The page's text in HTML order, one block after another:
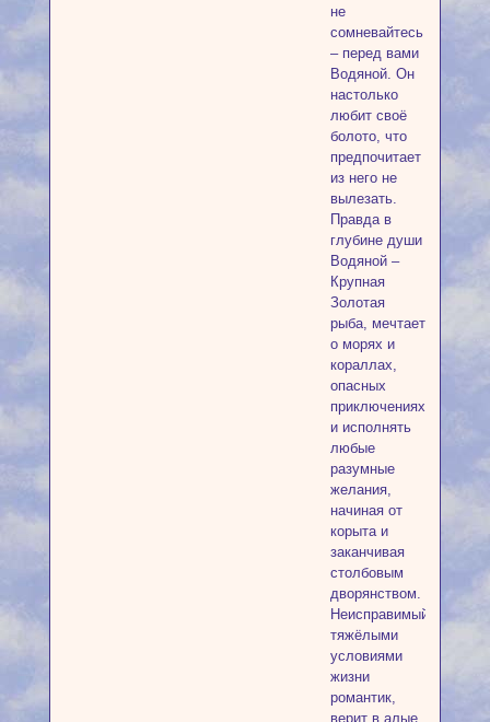
не
сомневайтесь
– перед вами
Водяной. Он
настолько
любит своё
болото, что
предпочитает
из него не
вылезать.
Правда в
глубине души
Водяной –
Крупная
Золотая
рыба, мечтает
о морях и
кораллах,
опасных
приключениях
и исполнять
любые
разумные
желания,
начиная от
корыта и
заканчивая
столбовым
дворянством.
Неисправимый
тяжёлыми
условиями
жизни
романтик,
верит в алые